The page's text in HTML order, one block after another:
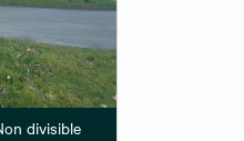
divisible